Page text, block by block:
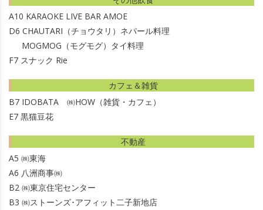
A10 KARAOKE LIVE BAR AMOE
D6 CHAUTARI（チョウタリ）ネパール料理
MOGMOG（モグモグ）タイ料理
F7 スナック Rie
カフェ＆雑貨
B7 IDOBATA ㈱HOW（雑貨・カフェ）
E7 黒猫豆花
不動産
A5 ㈱東海
A6 八洲商事㈱
B2 ㈱東京住宅センター
B3 ㈱ストーンズ･アフィット二子新地店